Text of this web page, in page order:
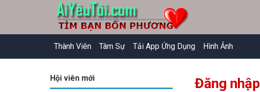
Thành Viên Tâm Sự Tải App Ứng Dụng Hình Ảnh
Hội viên mới Đăng nhập